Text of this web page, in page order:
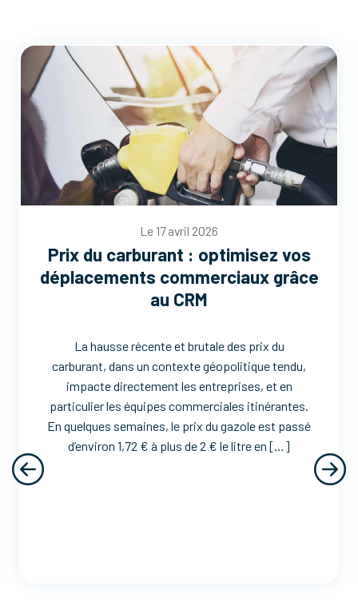
Le 17 avril 2026
Prix du carburant : optimisez vos
déplacements commerciaux grâce
au CRM
La hausse récente et brutale des prix du
carburant, dans un contexte géopolitique tendu,
impacte directement les entreprises, et en
particulier les équipes commerciales itinérantes.
En quelques semaines, le prix du gazole est passé
d’environ 1,72 € à plus de 2 € le litre en […]